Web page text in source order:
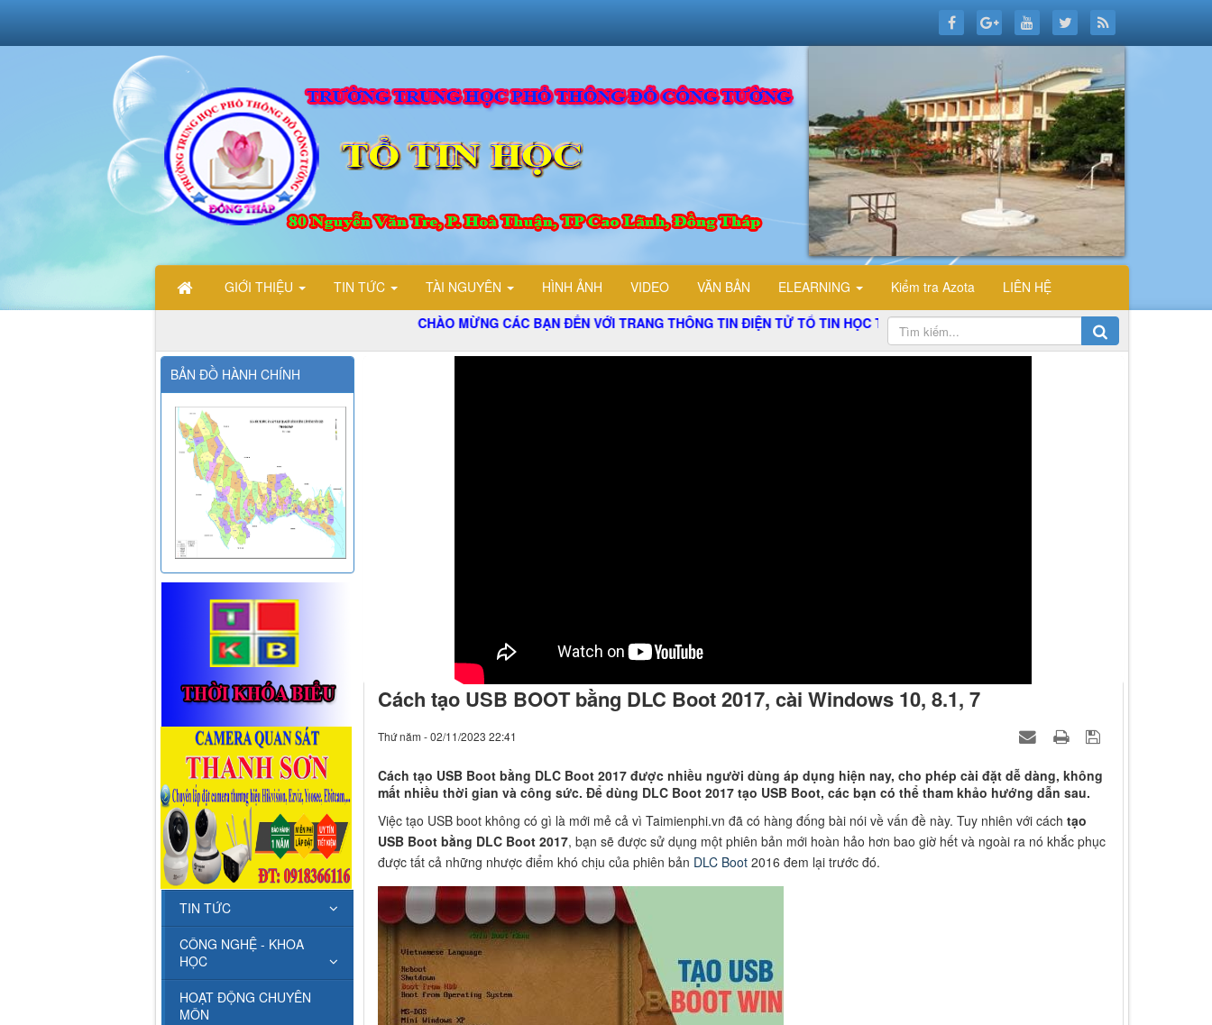
GIỚI THIỆU TIN TỨC TÀI NGUYÊN HÌNH ẢNH VIDEO VĂN BẢN ELEARNING Kiểm tra Azota
LIÊN HỆ
CHÀO MỪNG CÁC BẠN ĐẾN VỚI TRANG THÔNG TIN ĐIỆN TỬ TỔ TIN HỌC TRƯỜNG THPT ĐỖ CÔNG TƯỜNG
Cách tạo USB BOOT bằng DLC Boot 2017, cài Windows 10, 8.1, 7
Thứ năm - 02/11/2023 22:41
Cách tạo USB Boot bằng DLC Boot 2017 được nhiều người dùng áp dụng hiện nay, cho phép cài đặt dễ dàng, không
mất nhiều thời gian và công sức. Để dùng DLC Boot 2017 tạo USB Boot, các bạn có thể tham khảo hướng dẫn sau.
Việc tạo USB boot không có gì là mới mẻ cả vì Taimienphi.vn đã có hàng đống bài nói về vấn đề này. Tuy nhiên với cách tạo
USB Boot bằng DLC Boot 2017, bạn sẽ được sử dụng một phiên bản mới hoàn hảo hơn bao giờ hết và ngoài ra nó khắc phục
được tất cả những nhược điểm khó chịu của phiên bản DLC Boot2016 đem lại trước đó.
BẢN ĐỒ HÀNH CHÍNH
TIN TỨC
CÔNG NGHỆ - KHOA
HỌC
HOẠT ĐỘNG CHUYÊN
MÔN